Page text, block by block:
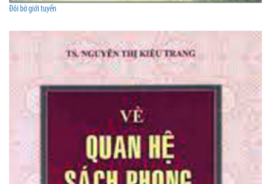
Đôi bờ giới tuyến